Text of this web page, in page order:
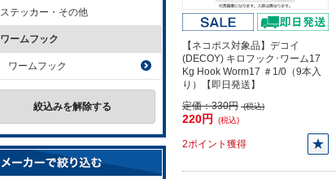
【ネコポス対象品】デコイ
(DECOY) キロフック･ワーム17
Kg Hook Worm17 ＃1/0（9本入
り）【即日発送】
定価：330円 (税込)
220円 (税込)
2ポイント獲得
ステッカー・その他
ワームフック
ワームフック
絞込みを解除する